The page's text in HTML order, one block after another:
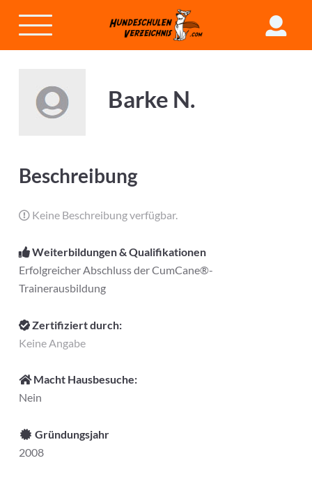
Barke N.
Beschreibung
Keine Beschreibung verfügbar.
Weiterbildungen & Qualifikationen
Erfolgreicher Abschluss der CumCane®-
Trainerausbildung
Zertifiziert durch:
Keine Angabe
Macht Hausbesuche:
Nein
Gründungsjahr
2008